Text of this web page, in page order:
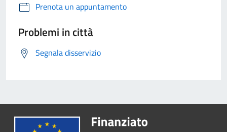
Prenota un appuntamento
Problemi in città
Segnala disservizio